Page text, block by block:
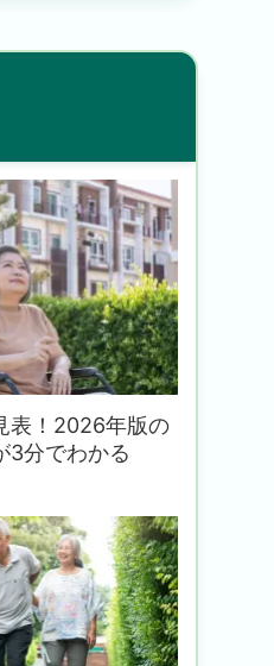
表！2026年版の
3分でわかる